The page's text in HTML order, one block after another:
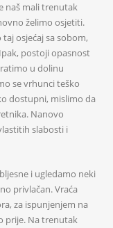
naš mali trenutak
želimo osjetiti.
osjećaj sa sobom,
postoji opasnost
u dolinu
se vrhunci teško
dostupni, mislimo da
Nanovo
slabosti i
i ugledamo neki
privlačan. Vraća
za ispunjenjem na
prije. Na trenutak